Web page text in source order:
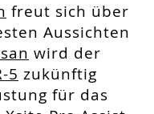
freut sich über
Aussichten
wird der
5 zukünftig
für das